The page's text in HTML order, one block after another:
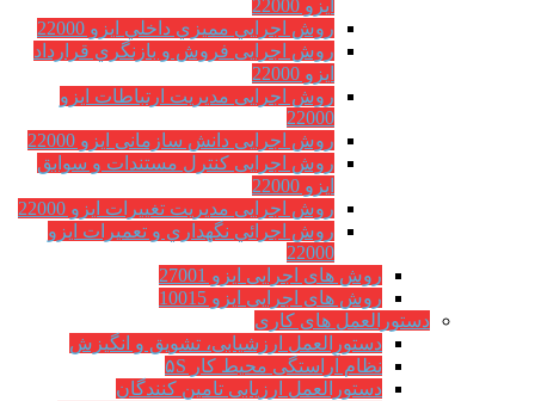
ایزو 22000
روش اجرايي مميزي داخلي ایزو 22000
روش اجرایی فروش و بازنگري قرارداد
ایزو 22000
روش اجرایی مدیریت ارتباطات ایزو
22000
روش اجرایی دانش سازمانی ایزو 22000
روش اجرایی کنترل مستندات و سوابق
ایزو 22000
روش اجرایی مدیریت تغییرات ایزو 22000
روش اجرائي نگهداري و تعميرات ایزو
22000
روش های اجرایی ایزو 27001
روش های اجرایی ایزو 10015
دستورالعمل های کاری
دستورالعمل ارزشیابی، تشویق و انگیزش
نظام آراستگی محیط کار ۵S
دستورالعمل ارزیابی تامین کنندگان